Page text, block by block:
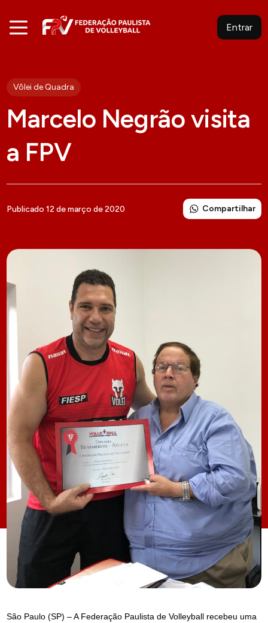
Entrar
Vôlei de Quadra
Marcelo Negrão visita
a FPV
Publicado 12 de março de 2020 Compartilhar
São Paulo (SP) – A Federação Paulista de Volleyball recebeu uma